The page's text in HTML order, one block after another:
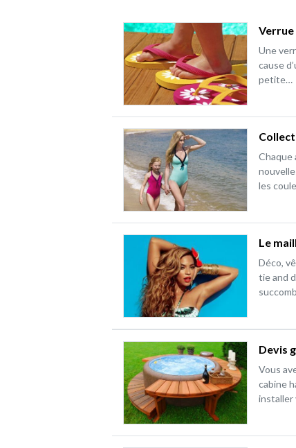
Une
cause
petite…
Chaque
les
Le
Déco,
tie and
Devis
Vous
cabine
installer